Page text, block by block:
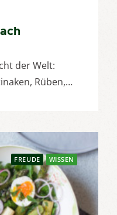
der Welt:
Rüben,…
FREUDE WISSEN